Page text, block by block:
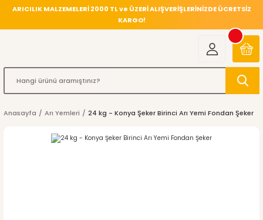
ARICILIK MALZEMELERİ 2000 TL ve ÜZERİ ALIŞVERİŞLERİNİZDE ÜCRETSİZ
KARGO!
Anasayfa Arı Yemleri 24 kg - Konya Şeker Birinci Arı Yemi Fondan Şeker